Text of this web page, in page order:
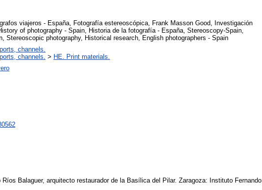
viajeros - España, Fotografía estereoscópica, Frank Masson Good, Investigación
of photography - Spain, Historia de la fotografía - España, Stereoscopy-Spain,
Stereoscopic photography, Historical research, English photographers - Spain
channels.
channels. > HE. Print materials.
Balaguer, arquitecto restaurador de la Basílica del Pilar. Zaragoza: Instituto Fernando